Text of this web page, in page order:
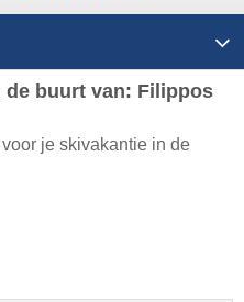
de buurt van: Filippos
je skivakantie in de